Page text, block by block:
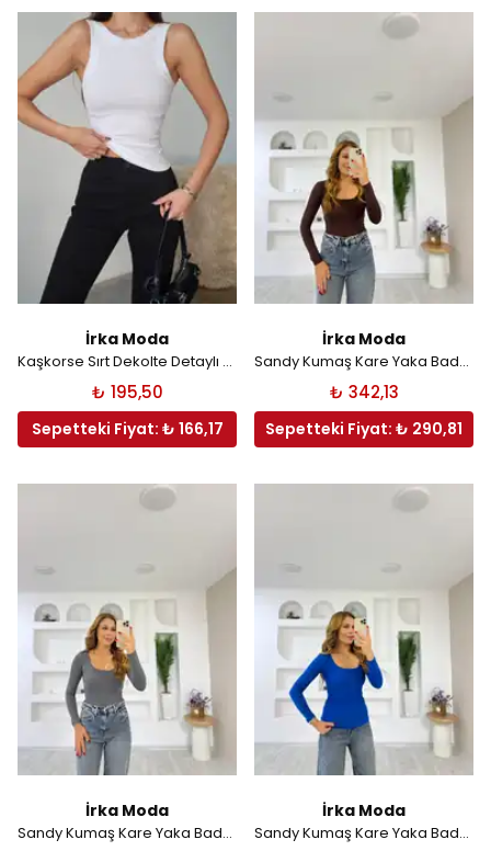
İrka Moda
Kaşkorse Sırt Dekolte Detaylı Atlet - Beyaz
₺ 195,50
Sepetteki Fiyat: ₺ 166,17
İrka Moda
Sandy Kumaş Kare Yaka Bady - Kahverengi
₺ 342,13
Sepetteki Fiyat: ₺ 290,81
İrka Moda
Sandy Kumaş Kare Yaka Bady - Gri
İrka Moda
Sandy Kumaş Kare Yaka Bady - Mavi